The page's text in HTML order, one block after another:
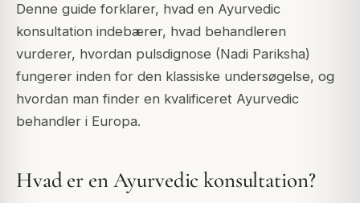
Denne guide forklarer, hvad en Ayurvedic
konsultation indebærer, hvad behandleren
vurderer, hvordan pulsdignose (Nadi Pariksha)
fungerer inden for den klassiske undersøgelse, og
hvordan man finder en kvalificeret Ayurvedic
behandler i Europa.
Hvad er en Ayurvedic konsultation?